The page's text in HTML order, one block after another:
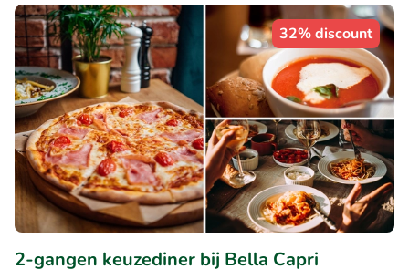
32% discount
2-gangen keuzediner bij Bella Capri